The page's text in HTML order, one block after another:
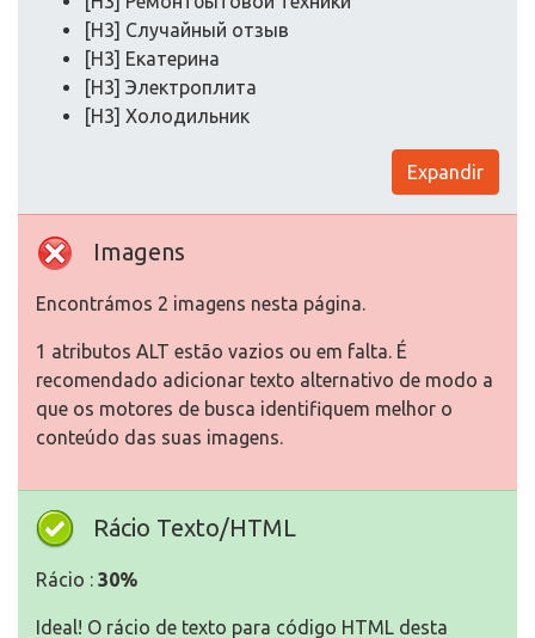
[H3] Случайный отзыв
[H3] Екатерина
[H3] Электроплита
[H3] Холодильник
Expandir
Imagens
Encontrámos 2 imagens nesta página.
1 atributos ALT estão vazios ou em falta. É
recomendado adicionar texto alternativo de modo a
que os motores de busca identifiquem melhor o
conteúdo das suas imagens.
Rácio Texto/HTML
Rácio : 30%
Ideal! O rácio de texto para código HTML desta